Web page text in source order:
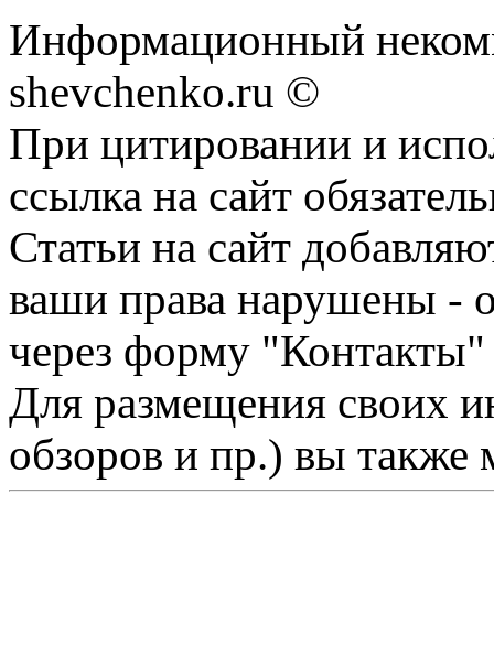
Информационный
shevchenko.ru ©
При цитировании и
ссылка на сайт
Статьи на сайт
ваши права нарушены -
через форму "Контакты"
Для размещения своих
обзоров и пр.) вы также